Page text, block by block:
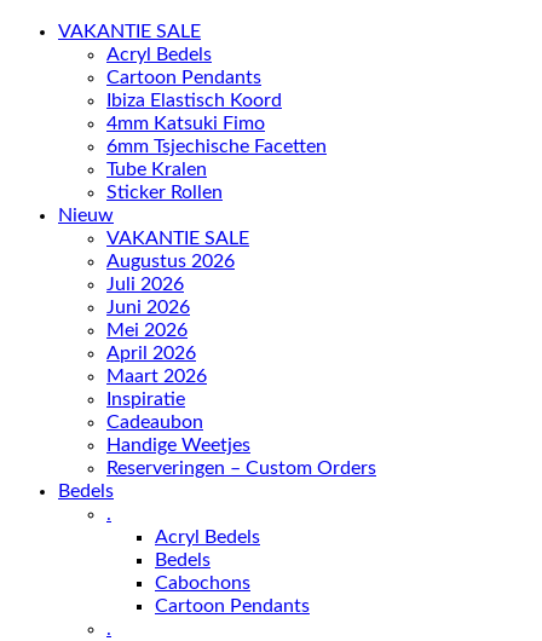
VAKANTIE SALE
Acryl Bedels
Cartoon Pendants
Ibiza Elastisch Koord
4mm Katsuki Fimo
6mm Tsjechische Facetten
Tube Kralen
Sticker Rollen
Nieuw
VAKANTIE SALE
Augustus 2026
Juli 2026
Juni 2026
Mei 2026
April 2026
Maart 2026
Inspiratie
Cadeaubon
Handige Weetjes
Reserveringen – Custom Orders
Bedels
.
Acryl Bedels
Bedels
Cabochons
Cartoon Pendants
.